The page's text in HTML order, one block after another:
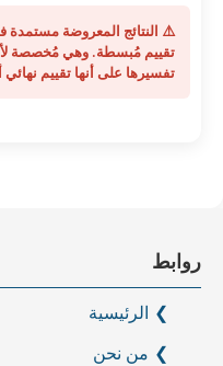
⚠️ النتائج المعروضة مستمدة
تقييم مُبسطة. وهي مُخصصة
تفسيرها على أنها تقييم نهائي
روابط
الرئيسية
من نحن